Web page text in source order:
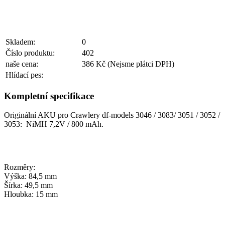
Skladem:
0
Číslo produktu:
402
naše cena:
386 Kč (Nejsme plátci DPH)
Hlídací pes:
Kompletní specifikace
Originální AKU pro Crawlery df-models 3046 / 3083/ 3051 / 3052 /
3053: NiMH 7,2V / 800 mAh.
Rozměry:
Výška: 84,5 mm
Šírka: 49,5 mm
Hloubka: 15 mm